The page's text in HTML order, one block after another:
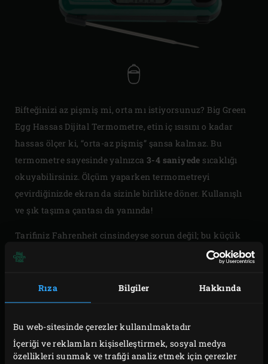
Rıza Bilgiler Hakkında
Bu web-sitesinde çerezler kullanılmaktadır
İçeriği ve reklamları kişiselleştirmek, sosyal medya
özellikleri sunmak ve trafiği analiz etmek için çerezler
Bifteğinizi az pişmiş mi, orta mı istiyorsunuz? Big Green
Egg Hassas Dijital Termometre, etin iç ısısını o kadar
hassas ölçer ki, “orta-az pişmiş” şansa kalmaz. Bu
termometre sayesinde yalnızca 3-4 saniyede sıcaklığı
okuyabilirsiniz. Ölçüm yaparken termometreyi
çevirdiğinizde ekran da sizinle birlikte döner. Kullanışlı
ve şık taşıma çantası da yanında!
Tarifiniz Fahrenheit cinsindeyse sorun değil; bu küçük
sihirbaz hemen Santigrat’a çevirir. Üstelik temel
tablo da yanında. Hızlı ve hassas, tam bir mutfak
asistanı!
Ölçüm Aralığı:232°C’ye kadar
Kutu İçeriği:Termometre + Koruyucu Kılıf